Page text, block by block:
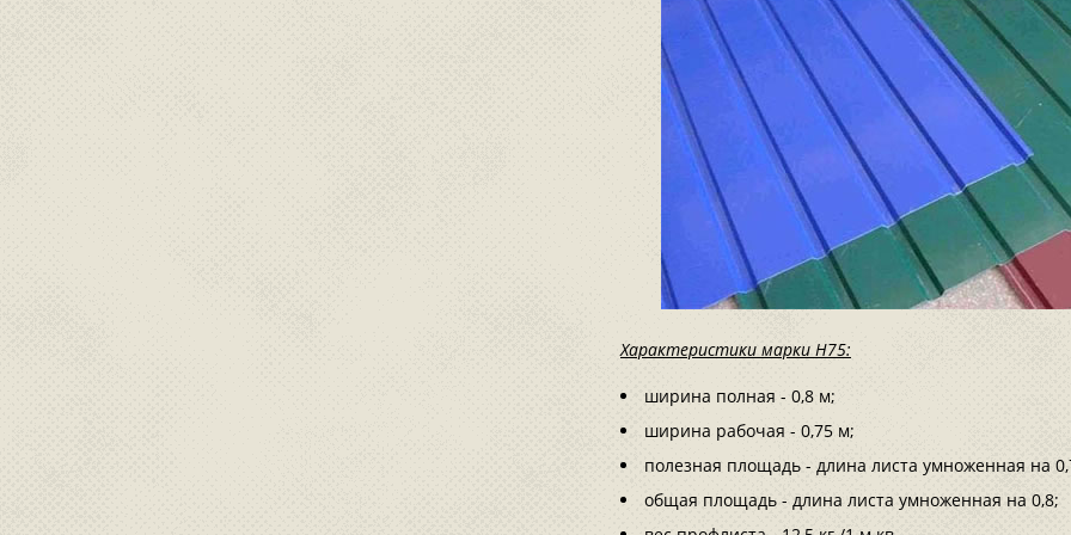
Характеристики марки Н75:
ширина полная - 0,8 м;
ширина рабочая - 0,75 м;
полезная площадь - длина листа умноженная на
общая площадь - длина листа умноженная на 0,8;